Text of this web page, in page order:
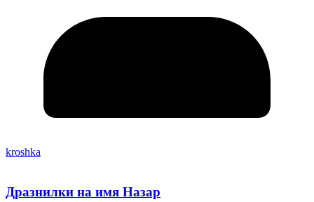
kroshka
Дразнилки на имя Назар